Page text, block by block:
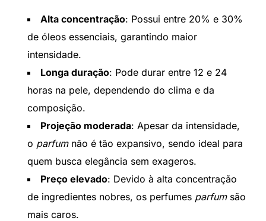
Alta concentração: Possui entre 20% e 30%
de óleos essenciais, garantindo maior
intensidade.
Longa duração: Pode durar entre 12 e 24
horas na pele, dependendo do clima e da
composição.
Projeção moderada: Apesar da intensidade,
o parfumnão é tão expansivo, sendo ideal para
quem busca elegância sem exageros.
Preço elevado: Devido à alta concentração
de ingredientes nobres, os perfumes parfumsão
mais caros.